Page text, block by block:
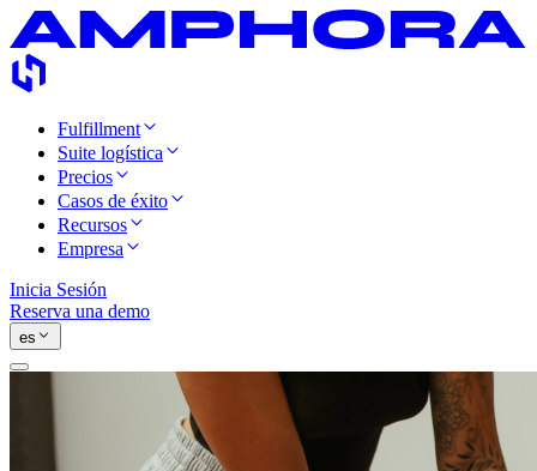
Fulfillment
Suite logística
Precios
Casos de éxito
Recursos
Empresa
Inicia Sesión
Reserva una demo
es